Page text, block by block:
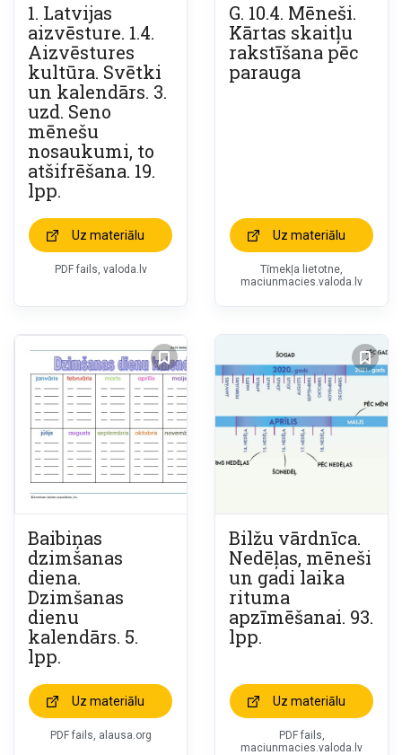
1. Latvijas
aizvēsture. 1.4.
Aizvēstures
kultūra. Svētki
un kalendārs. 3.
uzd. Seno
mēnešu
nosaukumi, to
atšifrēšana. 19.
lpp.
Uz materiālu
PDF fails, valoda.lv
G. 10.4. Mēneši.
Kārtas skaitļu
rakstīšana pēc
parauga
Uz materiālu
Tīmekļa lietotne,
maciunmacies.valoda.lv
Baibiņas
dzimšanas
diena.
Dzimšanas
dienu
kalendārs. 5.
lpp.
Uz materiālu
PDF fails, alausa.org
Bilžu vārdnīca.
Nedēļas, mēneši
un gadi laika
rituma
apzīmēšanai. 93.
lpp.
Uz materiālu
PDF fails,
maciunmacies.valoda.lv